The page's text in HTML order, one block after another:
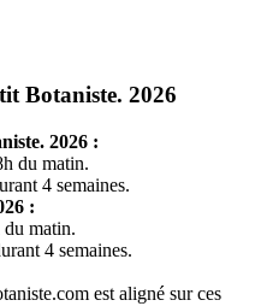
Botaniste. 2026
2026 :
du matin.
4 semaines.
:
matin.
4 semaines.
est aligné sur ces